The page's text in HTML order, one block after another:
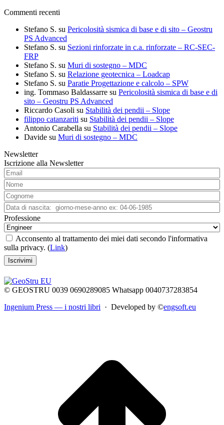
Commenti recenti
Stefano S. su Pericolosità sismica di base e di sito – Geostru
PS Advanced
Stefano S. su Sezioni rinforzate in c.a. rinforzate – RC-SEC-
FRP
Stefano S. su Muri di sostegno – MDC
Stefano S. su Relazione geotecnica – Loadcap
Stefano S. su Paratie Progettazione e calcolo – SPW
ing. Tommaso Baldassarre su Pericolosità sismica di base e di
sito – Geostru PS Advanced
Riccardo Casoli su Stabilità dei pendii – Slope
filippo catanzariti su Stabilità dei pendii – Slope
Antonio Carabella su Stabilità dei pendii – Slope
Davide su Muri di sostegno – MDC
Newsletter
Iscrizione alla Newsletter
Professione
Acconsento al trattamento dei miei dati secondo l'informativa
sulla privacy. (Link)
© GEOSTRU 0039 0690289085 Whatsapp 0040737283854
Ingenium Press — i nostri libri · Developed by ©engsoft.eu